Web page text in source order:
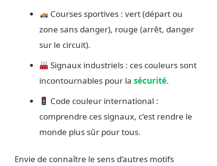
Courses sportives : vert (départ ou
zone sans danger), rouge (arrêt, danger
sur le circuit).
Signaux industriels : ces couleurs sont
incontournables pour la sécurité.
Code couleur international :
comprendre ces signaux, c’est rendre le
monde plus sûr pour tous.
Envie de connaître le sens d’autres motifs